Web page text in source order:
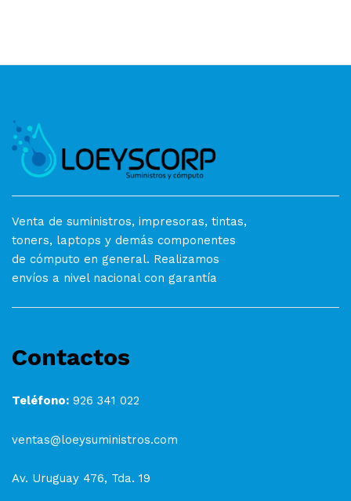
Venta de suministros, impresoras, tintas,
toners, laptops y demás componentes
de cómputo en general. Realizamos
envíos a nivel nacional con garantía
Contactos
Teléfono: 926 341 022
ventas@loeysuministros.com
Av. Uruguay 476, Tda. 19